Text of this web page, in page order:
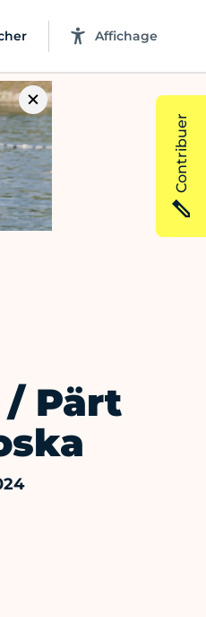
Affichage
/ Pärt
Contribuer